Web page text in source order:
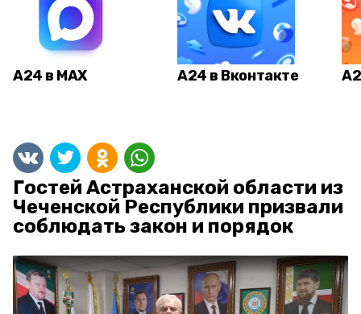
А24 в MAX А24 в Вконтакте
Гостей Астраханской области из
Чеченской Республики призвали
соблюдать закон и порядок